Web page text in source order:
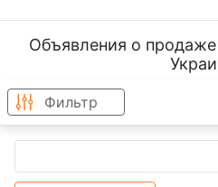
Объявления о
Фильтр